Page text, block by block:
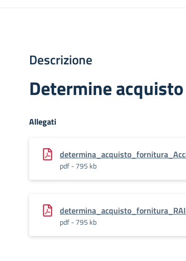
Descrizione
Determine
Allegati
pdf - 795 kb
pdf - 795 kb